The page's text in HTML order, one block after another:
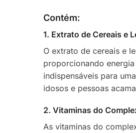
Contém:
1. Extrato de Cereais e
O extrato de cereais e
proporcionando
indispensáveis para
idosos e pessoas
2. Vitaminas do
As vitaminas do